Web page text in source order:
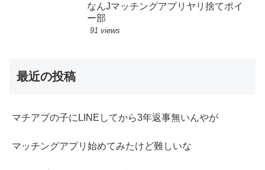
なんJマッチングアプリヤリ捨てポイ
ー部
91 views
最近の投稿
マチアプの子にLINEしてから3年返事無いんやが
マッチングアプリ始めてみたけど難しいな